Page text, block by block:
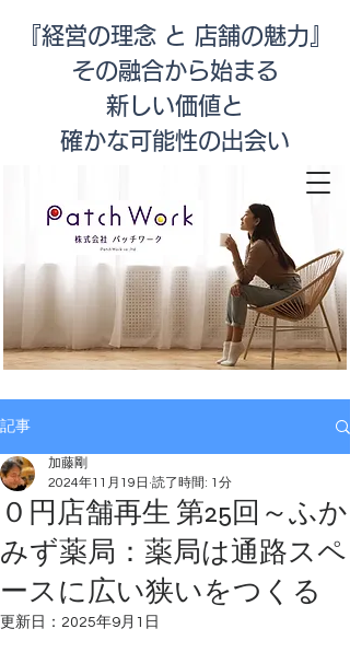
『経営の理念 と 店舗の魅力』
その融合から始まる
新しい価値と
​確かな可能性の出会い
記事
０円店舗再生 第25回～ふか
みず薬局：薬局は通路スペ
ースに広い狭いをつくる
加藤剛
2024年11月19日 読了時間: 1分
更新日： 2025年9月1日